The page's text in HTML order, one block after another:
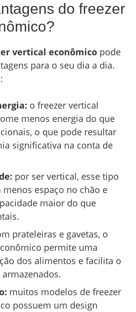
do freezer
vertical econômico pode
para o seu dia a dia.
o freezer vertical
menos energia do que
o que pode resultar
significativa na conta de
por ser vertical, esse tipo
menos espaço no chão e
maior do que
prateleiras e gavetas, o
permite uma
dos alimentos e facilita o
muitos modelos de freezer
possuem um design